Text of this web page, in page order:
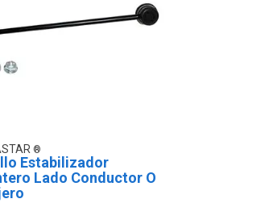
Estabilizador
Lado Conductor O